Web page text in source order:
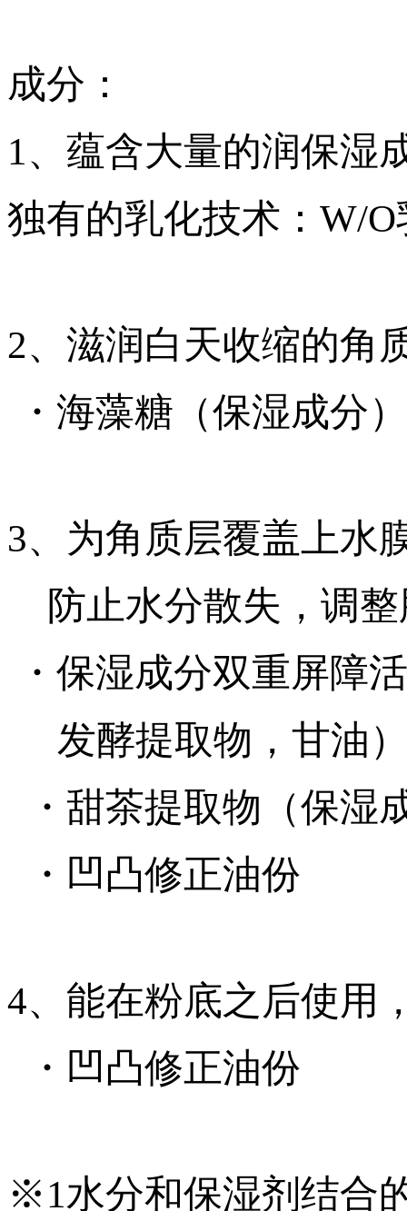
成分：
1、蕴含大量的润保湿
独有的乳化技术：W/O
2、滋润白天收缩的角
・海藻糖（保湿成分）
3、为角质层覆盖上水
防止水分散失，调整
・保湿成分双重屏障
发酵提取物，甘油
・甜茶提取物（保湿
・凹凸修正油份
4、能在粉底之后使用
・凹凸修正油份
※1水分和保湿剂结合